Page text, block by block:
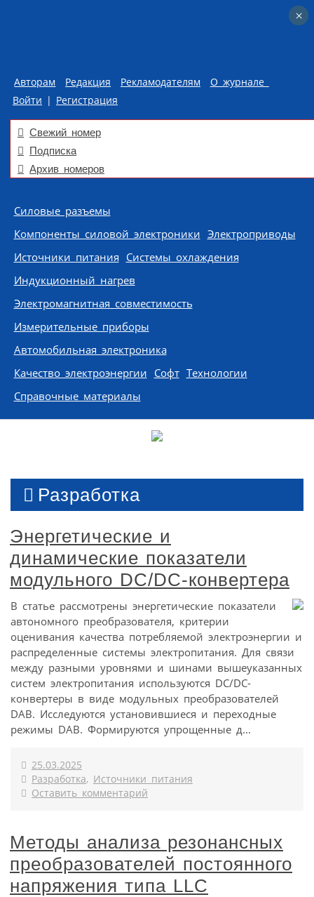
Авторам Редакция Рекламодателям
О журнале
Войти | Регистрация
Свежий номер
Подписка
Архив номеров
Skip to content
Силовые разъемы
Компоненты силовой электроники Электроприводы
Источники питания Системы охлаждения
Индукционный нагрев
Электромагнитная совместимость
Измерительные приборы
Автомобильная электроника
Качество электроэнергии Софт Технологии
Справочные материалы
Разработка
Энергетические и
динамические показатели
модульного DC/DC-конвертера
В статье рассмотрены энергетические показатели
автономного преобразователя, критерии
оценивания качества потребляемой электроэнергии и
распределенные системы электропитания. Для связи
между разными уровнями и шинами вышеуказанных
систем электропитания используются DC/DC-
конвертеры в виде модульных преобразователей
DAB. Исследуются установившиеся и переходные
режимы DAB. Формируются упрощенные д...
25.03.2025
Разработка, Источники питания
Оставить комментарий
Методы анализа резонансных
преобразователей постоянного
напряжения типа LLC
×
×